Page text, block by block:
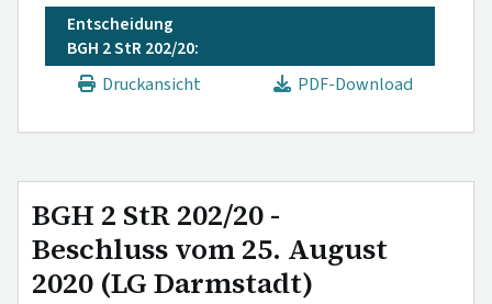
Entscheidung
BGH 2 StR 202/20:
Druckansicht
PDF-Download
BGH 2 StR 202/20 -
Beschluss vom 25. August
2020 (LG Darmstadt)